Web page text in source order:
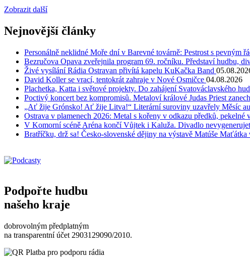
Zobrazit další
Nejnovější články
Personálně neklidné Moře dní v Barevné továrně: Pestrost s pevným
Bezručova Opava zveřejnila program 69. ročníku. Představí hudbu,
Živé vysílání Rádia Ostravan přivítá kapelu KuKačka Band
David Koller se vrací, tentokrát zahraje v Nové Osmičce 04.08.2026
Plachetka, Katta i světové projekty. Do zahájení Svatováclavského
Poctivý koncert bez kompromisů. Metaloví králové Judas Priest
„Ať žije Grónsko! Ať žije Litva!“ Literární suroviny uzavřely Měsíc
Ostrava v plamenech 2026: Metal s kořeny v odkazu předků, pekelné
V Komorní scéně Aréna končí Vůjtek i Kaluža. Divadlo
Bratříčku, drž sa! Česko-slovenské dějiny na výstavě Matúše
Podpořte hudbu
našeho kraje
dobrovolným předplatným
na transparentní účet 2903129090/2010.